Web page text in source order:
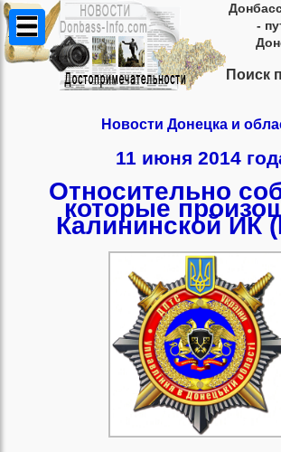
-
Поиск
Новости Донецка и
11 июня 2014
Относительно
которые
Калининской ИК